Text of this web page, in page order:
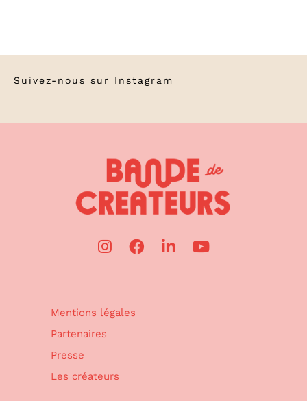
Suivez-nous sur Instagram
Mentions légales
Partenaires
Presse
Les créateurs